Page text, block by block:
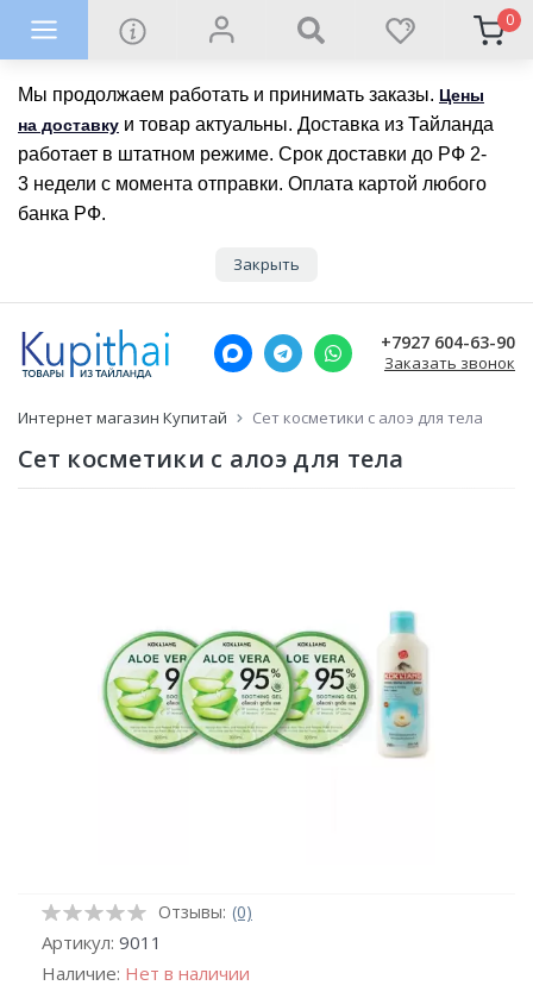
Мы продолжаем работать и принимать заказы. Цены
на доставку и товар актуальны. Доставка из Тайланда
работает в штатном режиме. Срок доставки до РФ 2-
3 недели с момента отправки. Оплата картой любого
банка РФ.
Закрыть
0
+7927 604-63-90
Заказать звонок
Интернет магазин Купитай Сет косметики с алоэ для тела
Сет косметики с алоэ для тела
Отзывы: (0)
Артикул: 9011
Наличие: Нет в наличии